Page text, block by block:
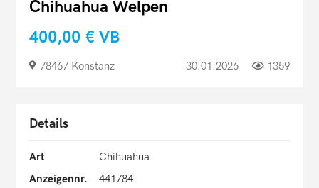
Chihuahua Welpen
400,00 € VB
78467 Konstanz 30.01.2026 1359
Details
Art
Chihuahua
Anzeigennr.
441784